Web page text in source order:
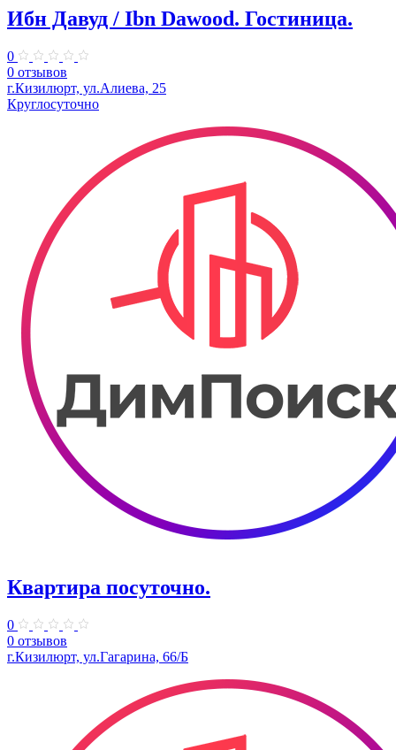
Ибн Давуд / Ibn Dawood. Гостиница.
0
0 отзывов
г.Кизилюрт, ул.Алиева, 25
Круглосуточно
Квартира посуточно.
0
0 отзывов
г.Кизилюрт, ул.Гагарина, 66/Б